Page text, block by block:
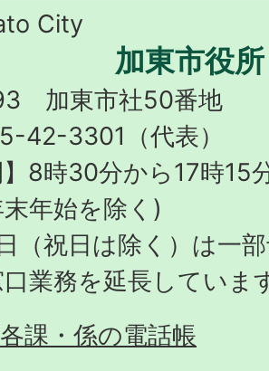
加東市役所
加東市社50番地
42-3301（代表）
】8時30分から17時15
年始を除く)
（祝日は除く）は一
業務を延長していま
課・係の電話帳